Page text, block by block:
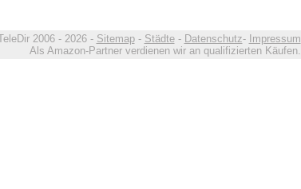
2006 - 2026 - Sitemap- Städte- Datenschutz- Impressum
Als Amazon-Partner verdienen wir an qualifizierten Käufen.